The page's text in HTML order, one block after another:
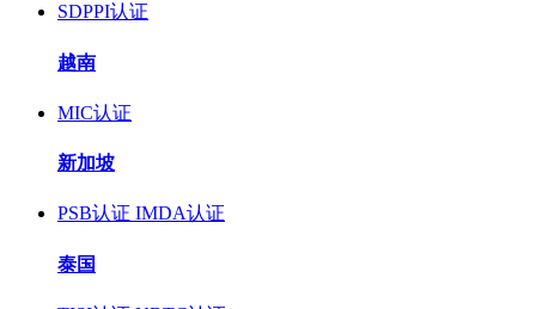
SDPPI认证
越南
MIC认证
新加坡
PSB认证 IMDA认证
泰国